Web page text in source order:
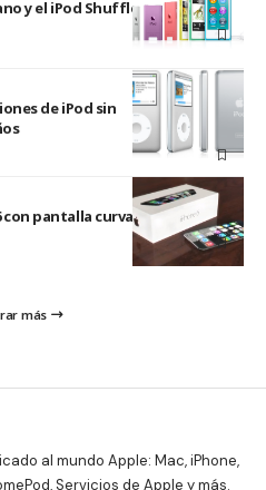
y el iPod Shuffle de la Store
de iPod sin
pantalla curva de 4,7″
más
al mundo Apple: Mac, iPhone,
Servicios de Apple y más.